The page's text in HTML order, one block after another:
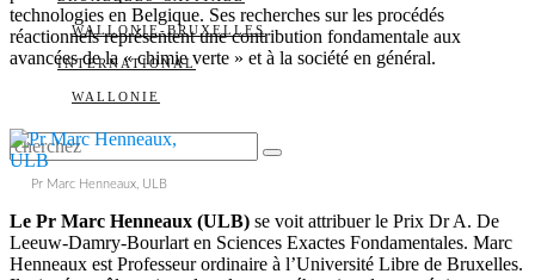
WALLONIE-BRUXELLES
INTERNATIONAL
WALLONIE
technologies en Belgique. Ses recherches sur les procédés
réactionnels représentent une contribution fondamentale aux
avancées de la « chimie verte » et à la société en général.
Pr Marc Henneaux, ULB
Le Pr Marc Henneaux (ULB) se voit attribuer le Prix Dr A. De
Leeuw-Damry-Bourlart en Sciences Exactes Fondamentales. Marc
Henneaux est Professeur ordinaire à l’Université Libre de Bruxelles.